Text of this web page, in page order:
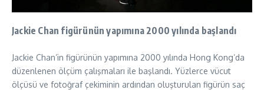
Jackie Chan figürünün yapımına 2000 yılında başlandı
Jackie Chan’in figürünün yapımına 2000 yılında Hong Kong’da
düzenlenen ölçüm çalışmaları ile başlandı. Yüzlerce vücut
ölçüsü ve fotoğraf çekiminin ardından oluşturulan figürün saç